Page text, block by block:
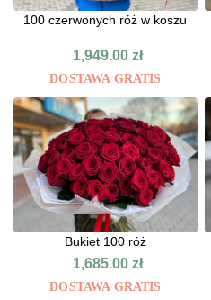
100 czerwonych róż w koszu
1,949.00zł
DOSTAWA GRATIS
Bukiet 100 róż
1,685.00zł
DOSTAWA GRATIS